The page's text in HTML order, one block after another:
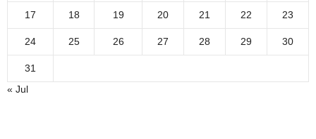
17 18 19 20 21 22 23
24 25 26 27 28 29 30
31
« Jul